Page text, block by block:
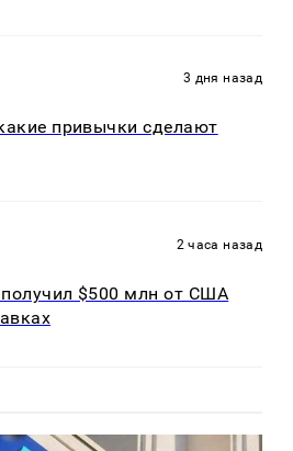
3 дня назад
привычки сделают
2 часа назад
$500 млн от США